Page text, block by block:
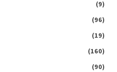
(9)
(96)
(19)
(160)
(90)